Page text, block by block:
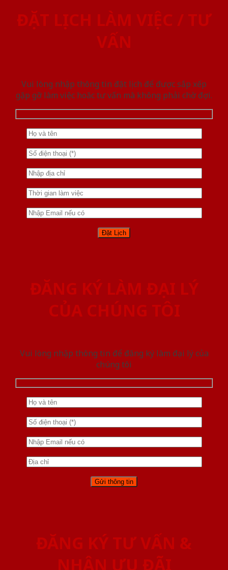
ĐẶT LỊCH LÀM VIỆC / TƯ
VẤN
Vui lòng nhập thông tin đặt lịch để được sắp xếp
gặp gỡ làm việc hoăc tư vấn mà không phải chờ đợi.
ĐĂNG KÝ LÀM ĐẠI LÝ
CỦA CHÚNG TÔI
Vui lòng nhập thông tin để đăng ký làm đại lý của
chúng tôi
ĐĂNG KÝ TƯ VẤN &
NHẬN ƯU ĐÃI